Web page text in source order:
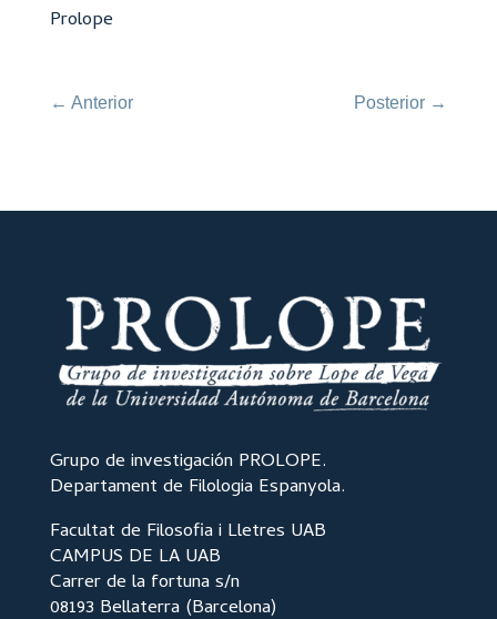
Prolope
← Anterior Posterior →
Grupo de investigación PROLOPE.
Departament de Filologia Espanyola.
Facultat de Filosofia i Lletres UAB
CAMPUS DE LA UAB
Carrer de la fortuna s/n
08193 Bellaterra (Barcelona)